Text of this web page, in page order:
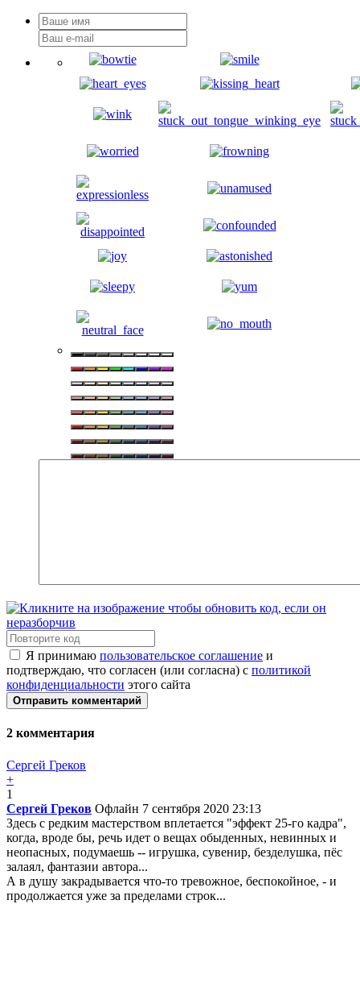
Я принимаю пользовательское соглашение и
подтверждаю, что согласен (или согласна) с политикой
конфиденциальности этого сайта
Отправить комментарий
2 комментария
Сергей Греков
+
1
Сергей Греков Офлайн 7 сентября 2020 23:13
Здесь с редким мастерством вплетается "эффект 25-го кадра",
когда, вроде бы, речь идет о вещах обыденных, невинных и
неопасных, подумаешь -- игрушка, сувенир, безделушка, пёс
залаял, фантазии автора...
А в душу закрадывается что-то тревожное, беспокойное, - и
продолжается уже за пределами строк...